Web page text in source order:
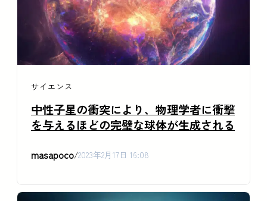
サイエンス
中性子星の衝突により、物理学者に衝撃
を与えるほどの完璧な球体が生成される
masapoco/2023年2月17日 16:08